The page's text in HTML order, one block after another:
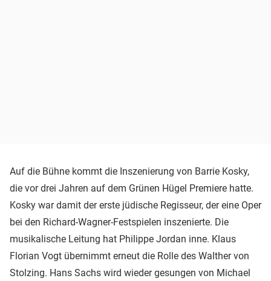
Auf die Bühne kommt die Inszenierung von Barrie Kosky,
die vor drei Jahren auf dem Grünen Hügel Premiere hatte.
Kosky war damit der erste jüdische Regisseur, der eine Oper
bei den Richard-Wagner-Festspielen inszenierte. Die
musikalische Leitung hat Philippe Jordan inne. Klaus
Florian Vogt übernimmt erneut die Rolle des Walther von
Stolzing. Hans Sachs wird wieder gesungen von Michael